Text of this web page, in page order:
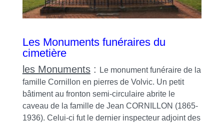
Les Monuments funéraires du
cimetière
les Monuments:
Le monument funéraire de la
famille Cornillon en pierres de Volvic. Un petit
bâtiment au fronton semi-circulaire abrite le
caveau de la famille de Jean CORNILLON (1865-
1936). Celui-ci fut le dernier inspecteur adjoint des